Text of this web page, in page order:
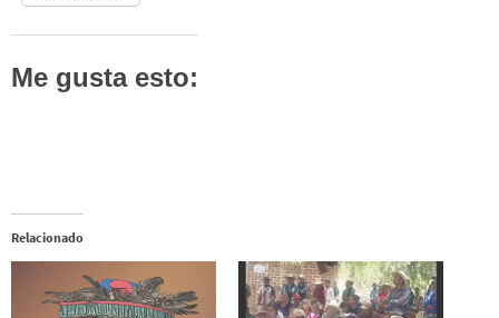
Me gusta esto:
Relacionado